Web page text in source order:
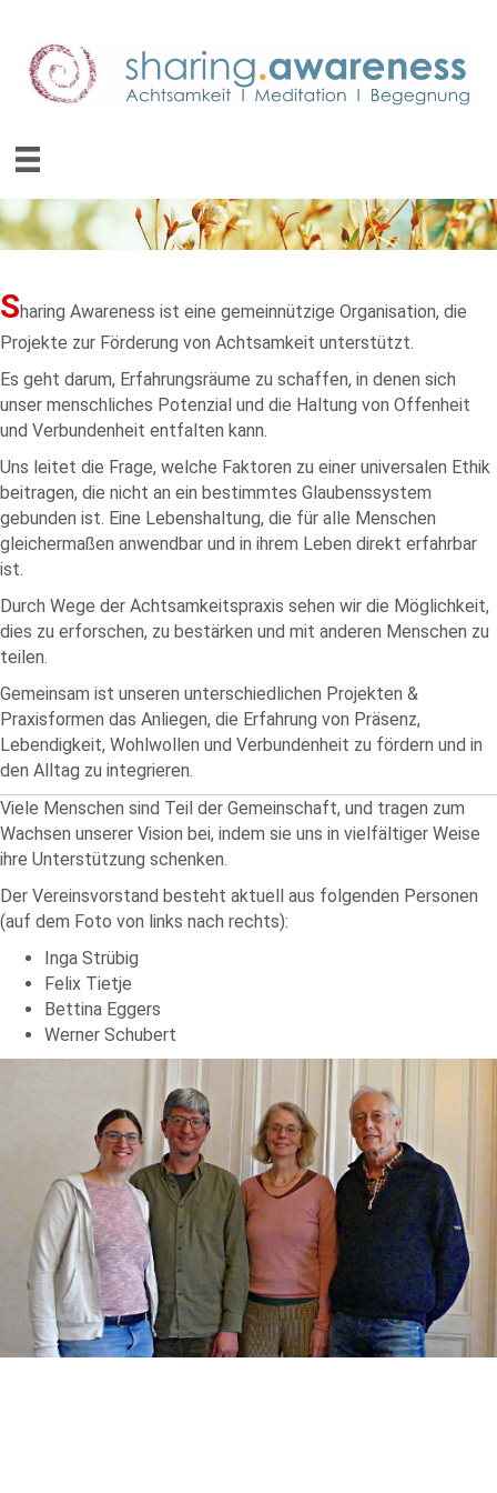
Sharing Awareness ist eine gemeinnützige Organisation, die
Projekte zur Förderung von Achtsamkeit unterstützt.
Es geht darum, Erfahrungsräume zu schaffen, in denen sich
unser menschliches Potenzial und die Haltung von Offenheit
und Verbundenheit entfalten kann.
Uns leitet die Frage, welche Faktoren zu einer universalen Ethik
beitragen, die nicht an ein bestimmtes Glaubenssystem
gebunden ist. Eine Lebenshaltung, die für alle Menschen
gleichermaßen anwendbar und in ihrem Leben direkt erfahrbar
ist.
Durch Wege der Achtsamkeitspraxis sehen wir die Möglichkeit,
dies zu erforschen, zu bestärken und mit anderen Menschen zu
teilen.
Gemeinsam ist unseren unterschiedlichen Projekten &
Praxisformen das Anliegen, die Erfahrung von Präsenz,
Lebendigkeit, Wohlwollen und Verbundenheit zu fördern und in
den Alltag zu integrieren.
Viele Menschen sind Teil der Gemeinschaft, und tragen zum
Wachsen unserer Vision bei, indem sie uns in vielfältiger Weise
ihre Unterstützung schenken.
Der Vereinsvorstand besteht aktuell aus folgenden Personen
(auf dem Foto von links nach rechts):
Inga Strübig
Felix Tietje
Bettina Eggers
Werner Schubert